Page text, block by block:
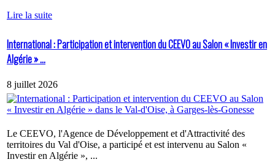
Lire la suite
International : Participation et intervention du CEEVO au Salon « Investir en
Algérie » ...
8 juillet 2026
Le CEEVO, l'Agence de Développement et d'Attractivité des
territoires du Val d'Oise, a participé et est intervenu au Salon «
Investir en Algérie », ...